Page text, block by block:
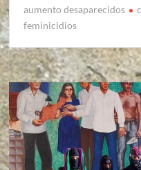
aumento desaparecidos
feminicidios